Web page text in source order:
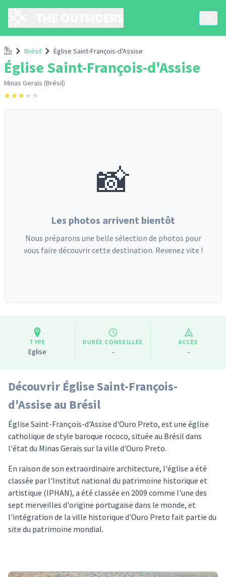
Accueil
Brésil Église Saint-François-d'Assise
Église Saint-François-d'Assise
Minas Gerais (Brésil)
★★★ ★ ★
📸
Les photos arrivent bientôt
Nous préparons une belle sélection de photos pour
vous faire découvrir cette destination. Revenez vite !
TYPE
Eglise
DURÉE CONSEILLÉE
-
ACCÈS
-
Découvrir Église Saint-François-
d'Assise au Brésil
Église Saint-François-d'Assise d'Ouro Preto, est une église
catholique de style baroque rococo, située au Brésil dans
l'état du Minas Gerais sur la ville d'Ouro Preto.
En raison de son extraordinaire architecture, l'église a été
classée par l'Institut national du patrimoine historique et
artistique (IPHAN), a été classée en 2009 comme l'une des
sept merveilles d'origine portugaise dans le monde, et
l'intégration de la ville historique d'Ouro Preto fait partie du
site du patrimoine mondial.